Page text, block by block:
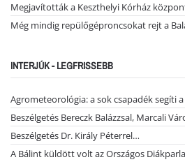
Megjavították a Keszthelyi Kórház
Még mindig repülőgéproncsokat rejt a
INTERJÚK - LEGFRISSEBB
Agrometeorológia: a sok csapadék segíti
Beszélgetés Bereczk Balázzsal, Marcali
Beszélgetés Dr. Király Péterrel…
A Bálint küldött volt az Országos